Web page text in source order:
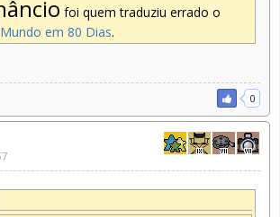
foi quem traduziu errado o
em 80 Dias.
0